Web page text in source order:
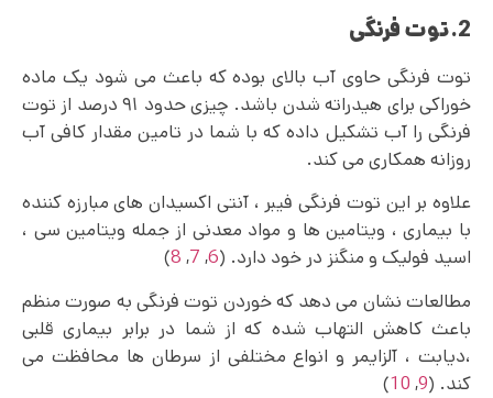
2.توت فرنگی
توت فرنگی حاوی آب بالای بوده که باعث می شود یک ماده
خوراکی برای هیدراته شدن باشد. چیزی حدود ۹۱ درصد از توت
فرنگی را آب تشکیل داده که با شما در تامین مقدار کافی آب
روزانه همکاری می کند.
علاوه بر این توت فرنگی فیبر ، آنتی اکسیدان های مبارزه کننده
با بیماری ، ویتامین‌ ها و مواد معدنی از جمله ویتامین سی ،
اسید فولیک و منگنز در خود دارد. (6
,
7
,
8
)
مطالعات نشان می دهد که خوردن توت فرنگی به صورت منظم
باعث کاهش التهاب شده که از شما در برابر بیماری قلبی
،دیابت ، آلزایمر و انواع مختلفی از سرطان ها محافظت می
کند. (9
,
10
)